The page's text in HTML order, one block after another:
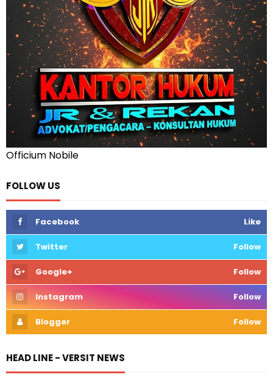
Officium Nobile
FOLLOW US
Facebook Like
Twitter Follow
Google+ Follow
Instagram Follow
Blogger Follow
HEAD LINE - VERSIT NEWS